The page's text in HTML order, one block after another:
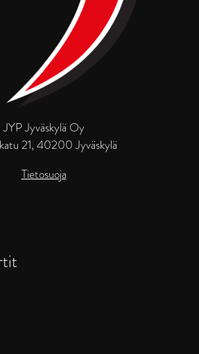
JYP Jyväskylä Oy
21, 40200 Jyväskylä
Tietosuoja